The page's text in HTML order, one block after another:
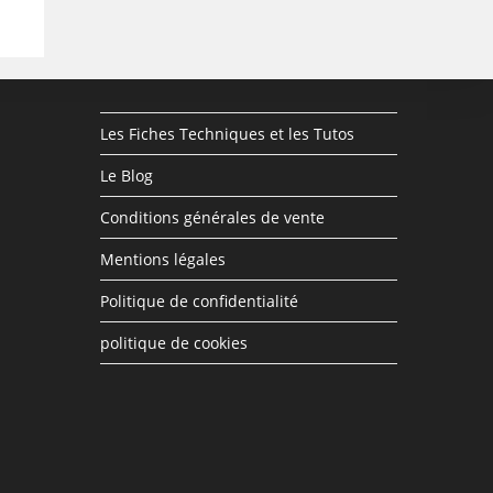
Les Fiches Techniques et les Tutos
Le Blog
Conditions générales de vente
Mentions légales
Politique de confidentialité
politique de cookies